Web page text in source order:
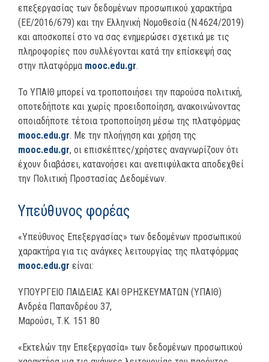
επεξεργασίας των δεδομένων προσωπικού χαρακτήρα
(ΕΕ/2016/679) και την Ελληνική Νομοθεσία (Ν.4624/2019)
και αποσκοπεί στο να σας ενημερώσει σχετικά με τις
πληροφορίες που συλλέγονται κατά την επίσκεψή σας
στην πλατφόρμα mooc.edu.gr.
Το ΥΠΑΙΘ μπορεί να τροποποιήσει την παρούσα πολιτική,
οποτεδήποτε και χωρίς προειδοποίηση, ανακοινώνοντας
οποιαδήποτε τέτοια τροποποίηση μέσω της πλατφόρμας
mooc.edu.gr. Με την πλοήγηση και χρήση της
mooc.edu.gr, οι επισκέπτες/χρήστες αναγνωρίζουν ότι
έχουν διαβάσει, κατανοήσει και ανεπιφύλακτα αποδεχθεί
την Πολιτική Προστασίας Δεδομένων.
Υπεύθυνος φορέας
«Υπεύθυνος Επεξεργασίας» των δεδομένων προσωπικού
χαρακτήρα για τις ανάγκες λειτουργίας της πλατφόρμας
mooc.edu.gr είναι:
ΥΠΟΥΡΓΕΙΟ ΠΑΙΔΕΙΑΣ ΚΑΙ ΘΡΗΣΚΕΥΜΑΤΩΝ (ΥΠΑΙΘ)
Ανδρέα Παπανδρέου 37,
Μαρούσι, Τ.Κ. 151 80
«Εκτελών την Επεξεργασία» των δεδομένων προσωπικού